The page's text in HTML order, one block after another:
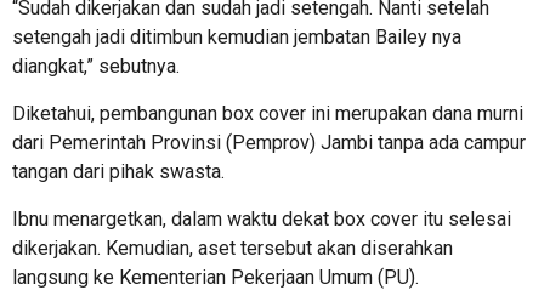
“Sudah dikerjakan dan sudah jadi setengah. Nanti setelah
setengah jadi ditimbun kemudian jembatan Bailey nya
diangkat,” sebutnya.
Diketahui, pembangunan box cover ini merupakan dana murni
dari Pemerintah Provinsi (Pemprov) Jambi tanpa ada campur
tangan dari pihak swasta.
Ibnu menargetkan, dalam waktu dekat box cover itu selesai
dikerjakan. Kemudian, aset tersebut akan diserahkan
langsung ke Kementerian Pekerjaan Umum (PU).